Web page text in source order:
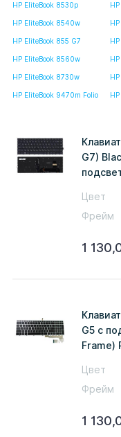
HP EliteBook 8530p
HP EliteBook 8540w
HP EliteBook 855 G7
HP EliteBook 8560w
HP EliteBook 8730w
HP EliteBook 9470m Folio
G7)
Цвет
Фрейм
1
G5 с
Frame)
Цвет
Фрейм
1